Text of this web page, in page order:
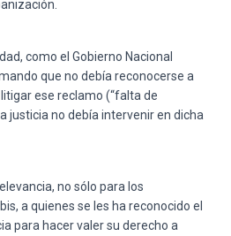
como el Gobierno Nacional
que no debía reconocerse a
ese reclamo (“falta de
justicia no debía intervenir en dicha
no sólo para los
a quienes se les ha reconocido el
para hacer valer su derecho a